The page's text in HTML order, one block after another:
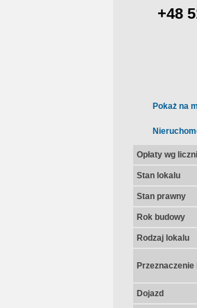
+48
Pokaż na
Opłaty wg
Stan lokalu
Stan prawny
Rok budowy
Rodzaj lokalu
Przeznaczenie
Dojazd